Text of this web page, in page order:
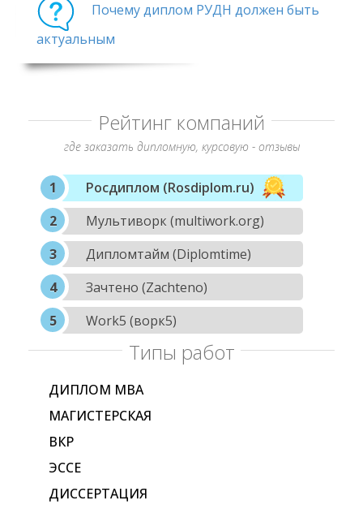
Почему диплом РУДН должен быть
актуальным
Рейтинг компаний
где заказать дипломную, курсовую - отзывы
Росдиплом (Rosdiplom.ru)
Мультиворк (multiwork.org)
Дипломтайм (Diplomtime)
Зачтено (Zachteno)
Work5 (ворк5)
Типы работ
ДИПЛОМ МВА
МАГИСТЕРСКАЯ
ВКР
ЭССЕ
ДИССЕРТАЦИЯ